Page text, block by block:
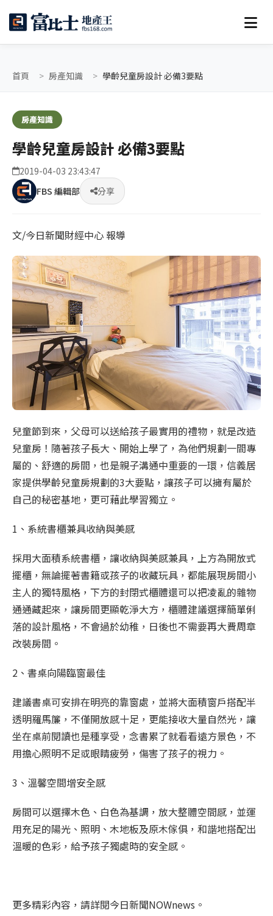
首頁 房產知識 學齡兒童房設計 必備3要點
房產知識
學齡兒童房設計 必備3要點
2019-04-03 23:43:47
FBS 編輯部
分享
文/今日新聞財經中心 報導
兒童節到來，父母可以送給孩子最實用的禮物，就是改造
兒童房！隨著孩子長大、開始上學了，為他們規劃一間專
屬的、舒適的房間，也是親子溝通中重要的一環，信義居
家提供學齡兒童房規劃的3大要點，讓孩子可以擁有屬於
自己的秘密基地，更可藉此學習獨立。
1、系統書櫃兼具收納與美感
採用大面積系統書櫃，讓收納與美感兼具，上方為開放式
擺櫃，無論擺著書籍或孩子的收藏玩具，都能展現房間小
主人的獨特風格，下方的封閉式櫃體還可以把凌亂的雜物
通通藏起來，讓房間更顯乾淨大方，櫃體建議選擇簡單俐
落的設計風格，不會過於幼稚，日後也不需要再大費周章
改裝房間。
2、書桌向陽臨窗最佳
建議書桌可安排在明亮的靠窗處，並將大面積窗戶搭配半
透明羅馬簾，不僅開放感十足，更能接收大量自然光，讓
坐在桌前閱讀也是種享受，念書累了就看看遠方景色，不
用擔心照明不足或眼睛疲勞，傷害了孩子的視力。
3、溫馨空間增安全感
房間可以選擇木色、白色為基調，放大整體空間感，並運
用充足的陽光、照明、木地板及原木傢俱，和諧地搭配出
溫暖的色彩，給予孩子獨處時的安全感。
更多精彩內容，請詳閱今日新聞NOWnews。